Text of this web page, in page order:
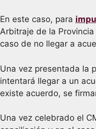
En este caso, para
Arbitraje de la
caso de no llegar a
Una vez presentada la
intentará llegar a un
existe acuerdo, se
Una vez celebrado el